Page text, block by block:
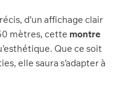
d’un affichage clair
mètres, cette montre
Que ce soit
elle saura s’adapter à